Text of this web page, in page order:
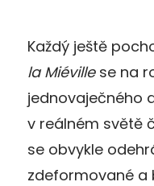
Každý ještě
la Miévillese na
jednovaječného
v reálném světě
se obvykle
zdeformované a